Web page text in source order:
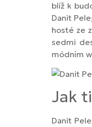
blíž k
Danit
hosté ze
sedmi
módním
Jak
Danit